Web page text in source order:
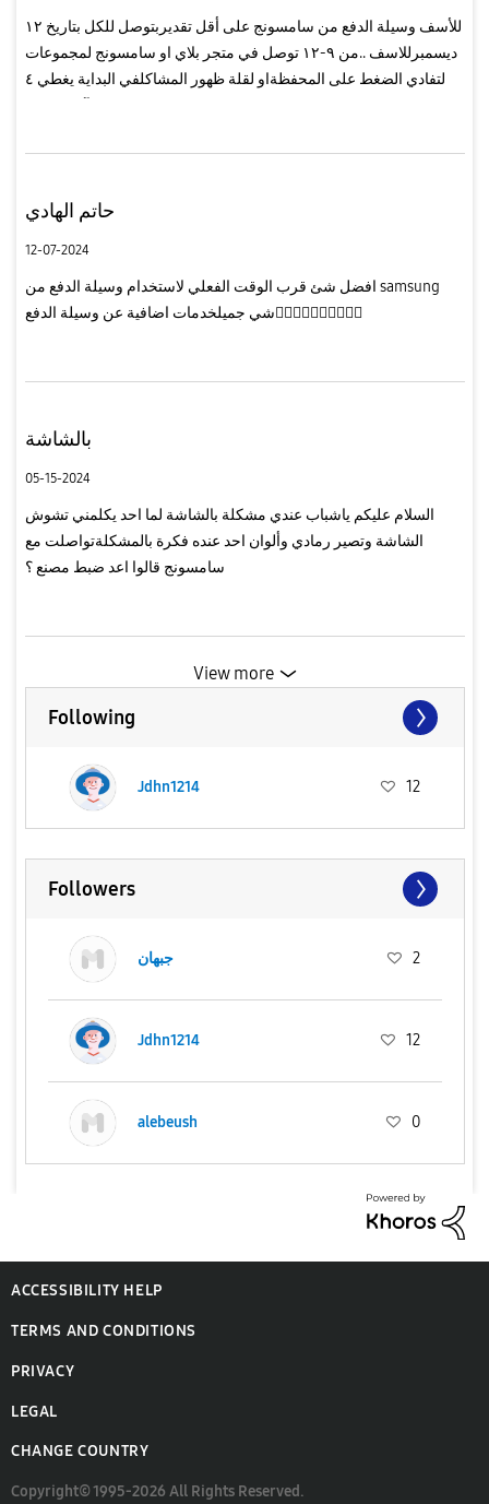
للأسف وسيلة الدفع من سامسونج على أقل تقديربتوصل للكل بتاريخ ١٢
ديسمبرللاسف ..من ٩-١٢ توصل في متجر بلاي او سامسونج لمجموعات
لتفادي الضغط على المحفظةاو لقلة ظهور المشاكلفي البداية يغطي ٤
حاتم الهادي
12-07-2024
افضل شئ قرب الوقت الفعلي لاستخدام وسيلة الدفع من samsung
شي جميلخدمات اضافية عن وسيلة الدفع
بالشاشة
05-15-2024
السلام عليكم ياشباب عندي مشكلة بالشاشة لما احد يكلمني تشوش
الشاشة وتصير رمادي وألوان احد عنده فكرة بالمشكلةتواصلت مع
سامسونج قالوا اعد ضبط مصنع ؟
View more
Following
Jdhn1214 12
Followers
جبهان 2
Jdhn1214 12
alebeush 0
ACCESSIBILITY HELP
TERMS AND CONDITIONS
PRIVACY
LEGAL
CHANGE COUNTRY
Copyright© 1995-2026 All Rights Reserved.